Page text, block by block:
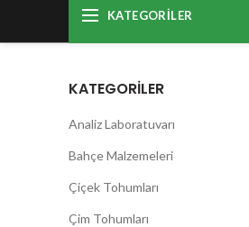
KATEGORILER
KATEGORILER
Analiz Laboratuvarı
Bahçe Malzemeleri
Çiçek Tohumları
Çim Tohumları